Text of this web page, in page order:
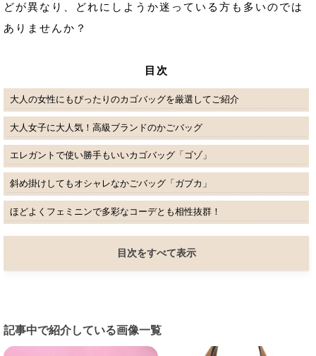
どが異なり、どれにしようか迷っている方も多いのでは
ありませんか？
目次
大人の女性にもぴったりのカゴバッグを厳選してご紹介
大人女子に大人気！高級ブランドのかごバッグ
エレガントで使い勝手もいいカゴバッグ「ゴゾ」
斜め掛けしてもオシャレなかごバッグ「ガブカ」
ほどよくフェミニンで多彩なコーデとも相性抜群！
目次をすべて表示
記事中で紹介している画像一覧